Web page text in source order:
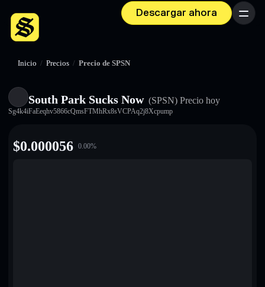
Descargar ahora Menú
Inicio / Precios / Precio de SPSN
South Park Sucks Now (SPSN) Precio hoy
Sg4k4iFaEeqhv5866cQmsFTMhRx8sVCPAq2j8Xcpump
$0.000056 0.00%